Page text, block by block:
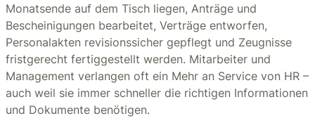
Monatsende auf dem Tisch liegen, Anträge und
Bescheinigungen bearbeitet, Verträge entworfen,
Personalakten revisionssicher gepflegt und Zeugnisse
fristgerecht fertiggestellt werden. Mitarbeiter und
Management verlangen oft ein Mehr an Service von HR –
auch weil sie immer schneller die richtigen Informationen
und Dokumente benötigen.